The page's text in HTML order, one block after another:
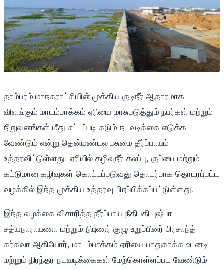
தாம்பரம் மாநகராட்சியின் முக்கிய குடிநீர் ஆதாரமாக
விளங்கும் மாடம்பாக்கம் ஏரியை மாசுபடுத்தும் நபர்கள் மற்றும்
நிறுவனங்கள் மீது சட்டப்படி கடும் நடவடிக்கை எடுக்க
வேண்டும் என்று தென்மண்டல பசுமை தீர்ப்பாயம்
உத்தரவிட்டுள்ளது. ஏரியில் கழிவுநீர் கலப்பு, குப்பை மற்றும்
கட்டுமான கழிவுகள் கொட்டப்படுவது தொடர்பாக தொடரப்பட்ட
வழக்கில் இந்த முக்கிய உத்தரவு பிறப்பிக்கப்பட்டுள்ளது.
இந்த வழக்கை விசாரித்த தீர்ப்பாய நீதிபதி புஷ்பா
சத்யநாராயணா மற்றும் நிபுணர் குழு உறுப்பினர் பிரசாந்த்
கர்கவா ஆகியோர், மாடம்பாக்கம் ஏரியை பாதுகாக்க உடனடி
மற்றும் நிரந்தர நடவடிக்கைகள் மேற்கொள்ளப்பட வேண்டும்